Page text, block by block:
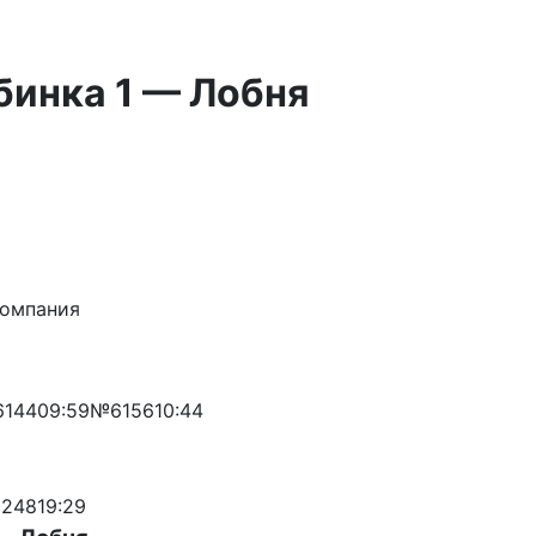
1 — Лобня
09:59№615610:44
19:29